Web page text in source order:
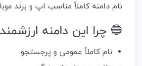
نام دامنه کاملاً مناسب اپ و برند
🔵 چرا این دامنه
نام کاملاً عمومی و پرجستجو